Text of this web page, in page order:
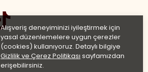
Alışveriş deneyiminizi iyileştirmek için
yasal düzenlemelere uygun çerezler
(cookies) kullanıyoruz. Detaylı bilgiye
Gizlilik ve Çerez Politikası sayfamızdan
erişebilirsiniz.